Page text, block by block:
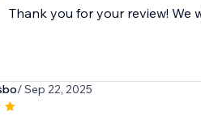
Thank you for your review! We
/ Sep 22, 2025